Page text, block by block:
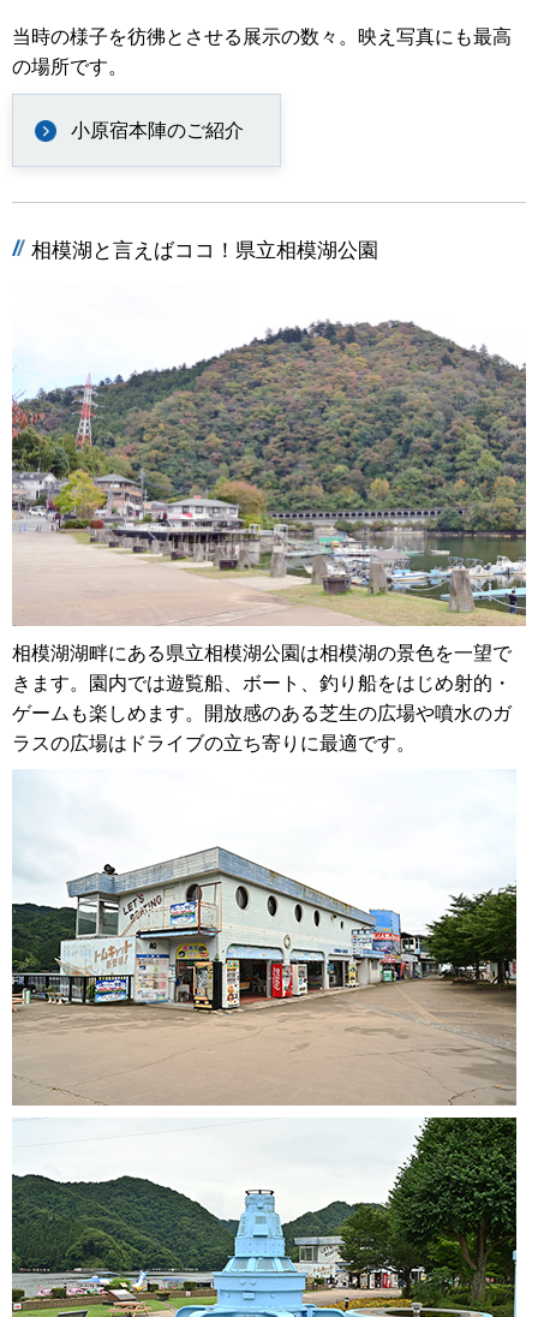
当時の様子を彷彿とさせる展示の数々。映え写真にも最高
の場所です。
小原宿本陣のご紹介
相模湖と言えばココ！県立相模湖公園
相模湖湖畔にある県立相模湖公園は相模湖の景色を一望で
きます。園内では遊覧船、ボート、釣り船をはじめ射的・
ゲームも楽しめます。開放感のある芝生の広場や噴水のガ
ラスの広場はドライブの立ち寄りに最適です。